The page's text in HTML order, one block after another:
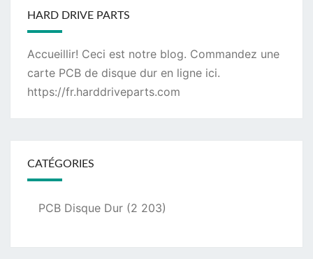
HARD DRIVE PARTS
Accueillir! Ceci est notre blog. Commandez une
carte PCB de disque dur en ligne ici.
https://fr.harddriveparts.com
CATÉGORIES
PCB Disque Dur (2 203)